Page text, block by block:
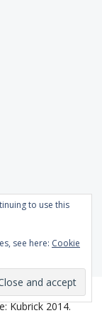
to use this
see here: Cookie
Kubrick 2014.